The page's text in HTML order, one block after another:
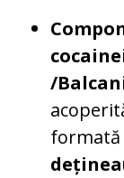
/
formată